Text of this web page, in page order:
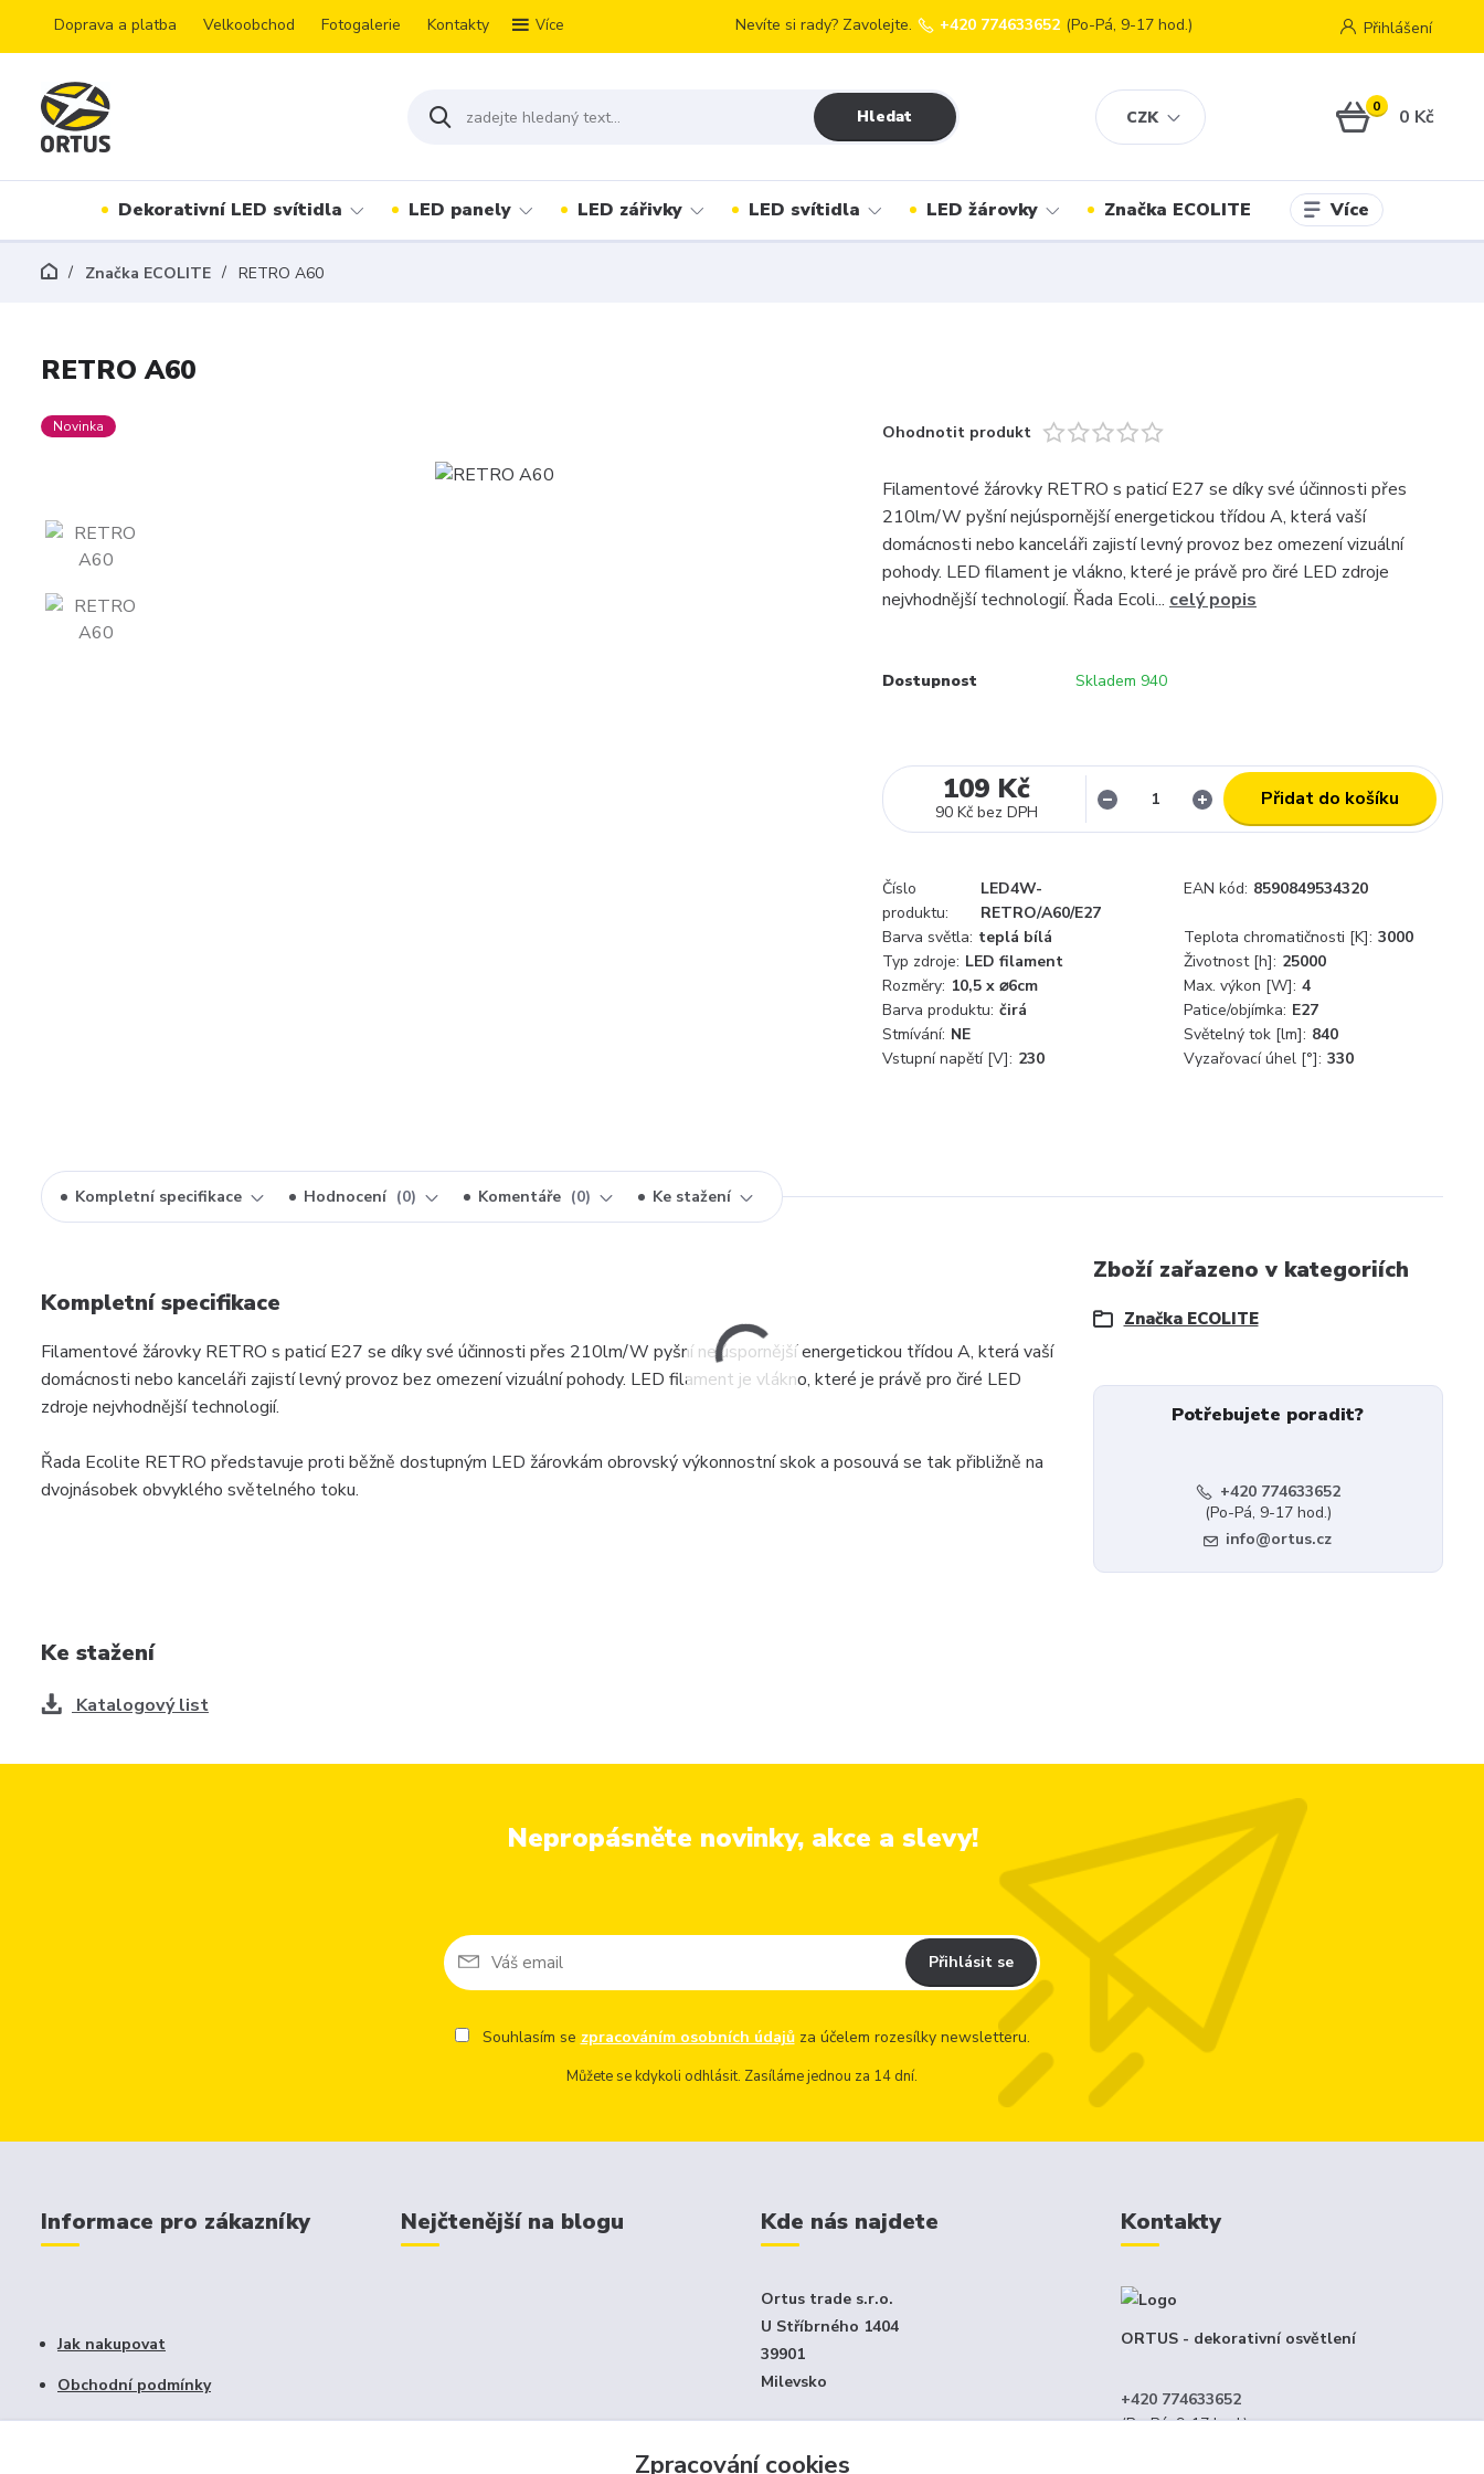
Doprava a platba Velkoobchod Fotogalerie Kontakty Více
CZK
Přihlášení
Hledat
Nevíte si rady? Zavolejte. +420 774633652 (Po-Pá, 9-17 hod.)
0 0 Kč
Dekorativní LED svítidla LED panely LED zářivky LED svítidla LED žárovky Značka ECOLITE Více
Značka ECOLITE RETRO A60
RETRO A60
Novinka Ohodnotit produkt
Filamentové žárovky RETRO s paticí E27 se díky své účinnosti přes
210lm/W pyšní nejúspornější energetickou třídou A, která vaší
domácnosti nebo kanceláři zajistí levný provoz bez omezení vizuální
pohody. LED filament je vlákno, které je právě pro čiré LED zdroje
nejvhodnější technologií. Řada Ecoli... celý popis
Dostupnost Skladem 940
109 Kč
90 Kč bez DPH
Přidat do košíku
Číslo
produktu:
LED4W-
RETRO/A60/E27
EAN kód: 8590849534320
Barva světla: teplá bílá Teplota chromatičnosti [K]: 3000
Typ zdroje: LED filament Životnost [h]: 25000
Rozměry: 10,5 x ⌀6cm Max. výkon [W]: 4
Barva produktu: čirá Patice/objímka: E27
Stmívání: NE Světelný tok [lm]: 840
Vstupní napětí [V]: 230 Vyzařovací úhel [°]: 330
Kompletní specifikace Hodnocení 0 Komentáře 0 Ke stažení
Kompletní specifikace
Filamentové žárovky RETRO s paticí E27 se díky své účinnosti přes 210lm/W pyšní nejúspornější energetickou třídou A, která vaší
domácnosti nebo kanceláři zajistí levný provoz bez omezení vizuální pohody. LED filament je vlákno, které je právě pro čiré LED
zdroje nejvhodnější technologií.
Řada Ecolite RETRO představuje proti běžně dostupným LED žárovkám obrovský výkonnostní skok a posouvá se tak přibližně na
dvojnásobek obvyklého světelného toku.
Zboží zařazeno v kategoriích
Značka ECOLITE
Potřebujete poradit?
+420 774633652
(Po-Pá, 9-17 hod.)
info@ortus.cz
Ke stažení
Katalogový list
Nepropásněte novinky, akce a slevy!
Přihlásit se
Souhlasím se zpracováním osobních údajůza účelem rozesílky newsletteru.
Můžete se kdykoli odhlásit. Zasíláme jednou za 14 dní.
Informace pro zákazníky
Jak nakupovat
Obchodní podmínky
Fotogalerie
Nejčtenější na blogu Kde nás najdete
Ortus trade s.r.o.
U Stříbrného 1404
39901
Milevsko
Jen e-shop - není klasický kamenný
Kontakty
ORTUS - dekorativní osvětlení
+420 774633652
(Po-Pá, 9-17 hod.)
Zpracování cookies